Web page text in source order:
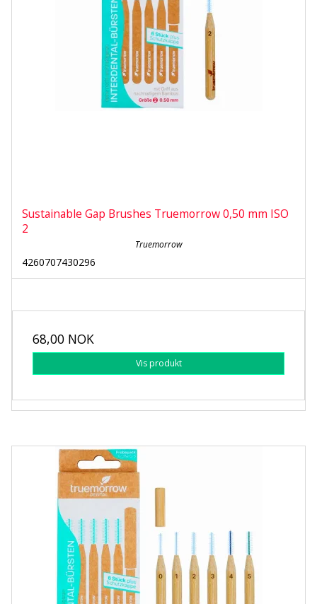
Sustainable Gap Brushes Truemorrow 0,50 mm ISO
2
Truemorrow
4260707430296
68,00 NOK
Vis produkt